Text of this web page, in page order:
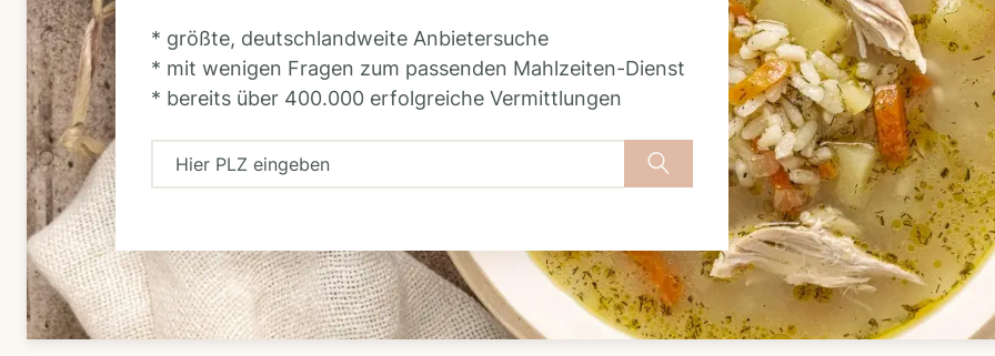
* größte, deutschlandweite Anbietersuche
* mit wenigen Fragen zum passenden Mahlzeiten-Dienst
* bereits über 400.000 erfolgreiche Vermittlungen
H
r
P
L